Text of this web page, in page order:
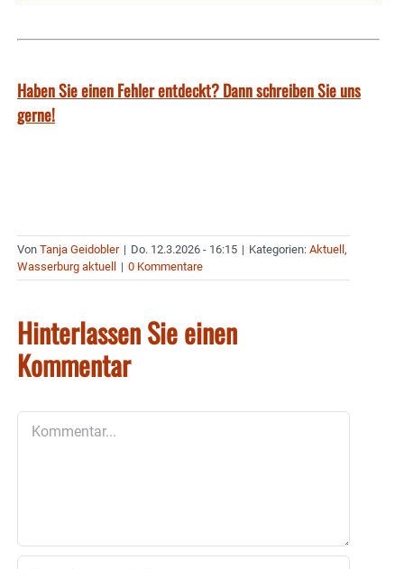
Haben Sie einen Fehler entdeckt? Dann schreiben Sie uns
gerne!
Von Tanja Geidobler | Do. 12.3.2026 - 16:15 | Kategorien: Aktuell ,
Wasserburg aktuell
| 0 Kommentare
Hinterlassen Sie einen
Kommentar